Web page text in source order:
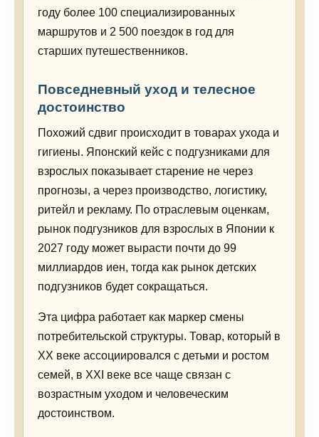
году более 100 специализированных
маршрутов и 2 500 поездок в год для
старших путешественников.
Повседневный уход и телесное
достоинство
Похожий сдвиг происходит в товарах ухода и
гигиены. Японский кейс с подгузниками для
взрослых показывает старение не через
прогнозы, а через производство, логистику,
ритейл и рекламу. По отраслевым оценкам,
рынок подгузников для взрослых в Японии к
2027 году может вырасти почти до 99
миллиардов иен, тогда как рынок детских
подгузников будет сокращаться.
Эта цифра работает как маркер смены
потребительской структуры. Товар, который в
XX веке ассоциировался с детьми и ростом
семей, в XXI веке все чаще связан с
возрастным уходом и человеческим
достоинством.